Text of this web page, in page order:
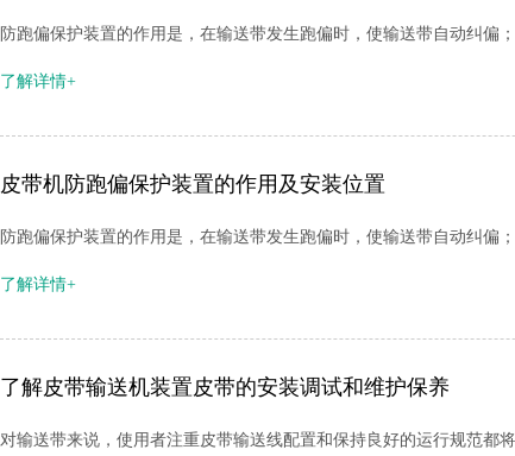
防跑偏保护装置的作用是，在输送带发生跑偏时，使输送带自动纠偏
了解详情+
皮带机防跑偏保护装置的作用及安装位置
防跑偏保护装置的作用是，在输送带发生跑偏时，使输送带自动纠偏
了解详情+
了解皮带输送机装置皮带的安装调试和维护保养
对输送带来说，使用者注重皮带输送线配置和保持良好的运行规范都